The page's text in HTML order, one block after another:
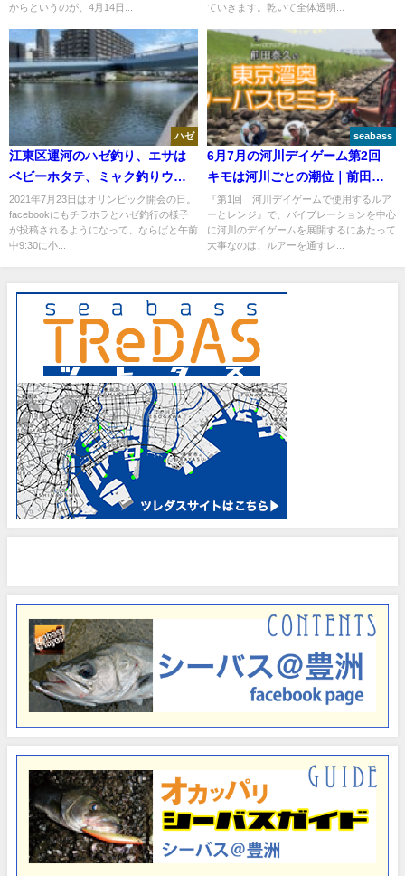
からというのが、4月14日... ていきます。乾いて全体透明...
ハゼ
江東区運河のハゼ釣り、エサは
ベビーホタテ、ミャク釣りウキ
釣り動画アリ
2021年7月23日はオリンピック開会の日。
facebookにもチラホラとハゼ釣行の様子
が投稿されるようになって、ならばと午前
中9:30に小...
seabass
6月7月の河川デイゲーム第2回
キモは河川ごとの潮位｜前田泰
久の東京湾奥シーバスセミナー
『第1回 河川デイゲームで使用するルア
ーとレンジ』で、バイブレーションを中心
に河川のデイゲームを展開するにあたって
大事なのは、ルアーを通すレ...